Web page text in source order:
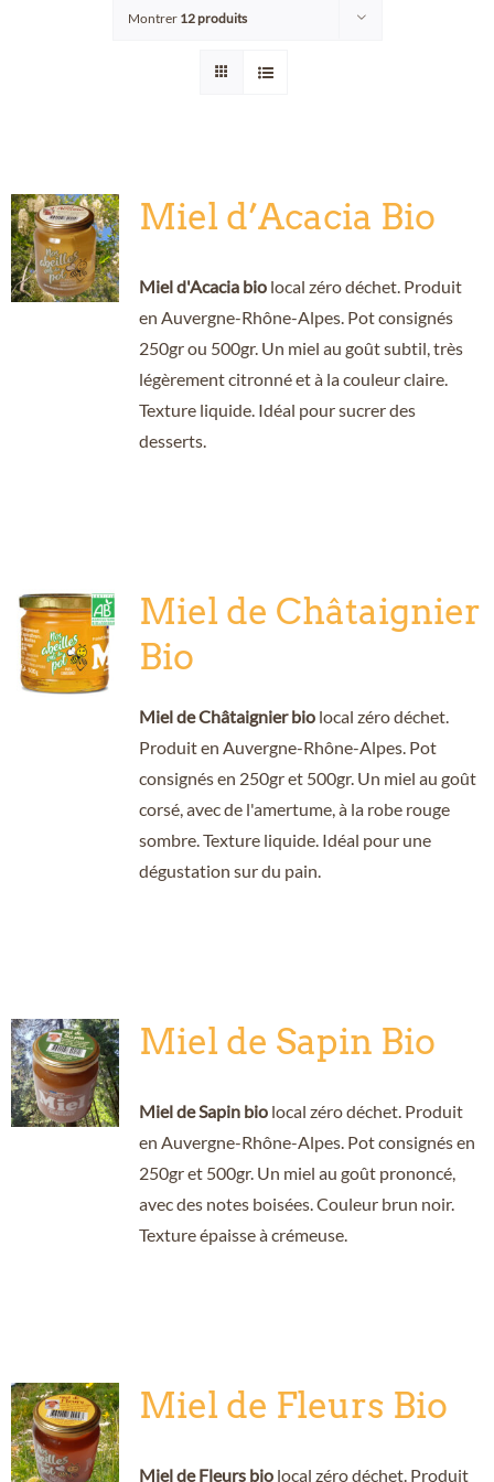
Contact
Montrer 12 produits
Miel d’Acacia Bio
Miel d'Acacia biolocal zéro déchet. Produit
en Auvergne-Rhône-Alpes. Pot consignés
250gr ou 500gr. Un miel au goût subtil, très
légèrement citronné et à la couleur claire.
Texture liquide. Idéal pour sucrer des
desserts.
Miel de Châtaignier
Bio
Miel de Châtaignier biolocal zéro déchet.
Produit en Auvergne-Rhône-Alpes. Pot
consignés en 250gr et 500gr. Un miel au goût
corsé, avec de l'amertume, à la robe rouge
sombre. Texture liquide. Idéal pour une
dégustation sur du pain.
Miel de Sapin Bio
Miel de Sapin biolocal zéro déchet. Produit
en Auvergne-Rhône-Alpes. Pot consignés en
250gr et 500gr. Un miel au goût prononcé,
avec des notes boisées. Couleur brun noir.
Texture épaisse à crémeuse.
Miel de Fleurs Bio
Miel de Fleurs biolocal zéro déchet. Produit